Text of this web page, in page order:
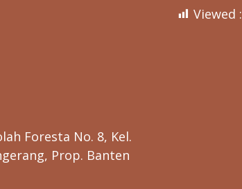
Foresta No. 8, Kel.
Prop. Banten
Viewed :